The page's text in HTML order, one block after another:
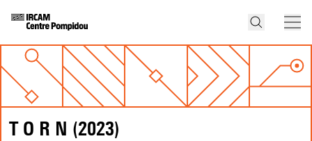
T O R N (2023)